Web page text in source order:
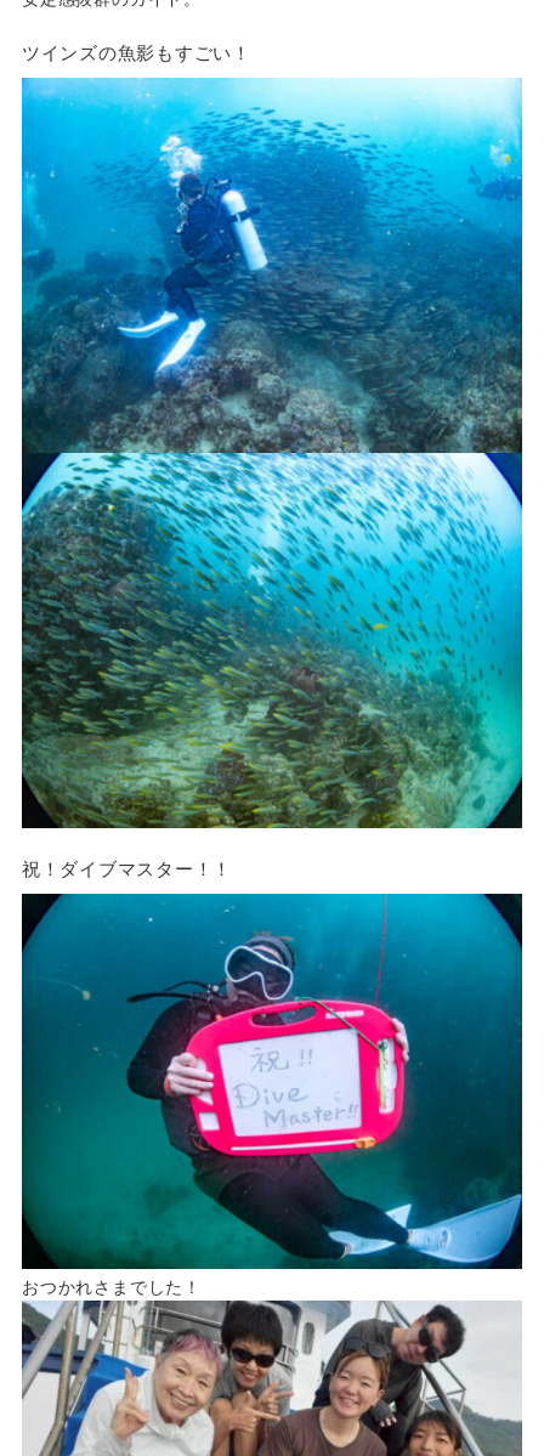
ツインズの魚影もすごい！
祝！ダイブマスター！！
おつかれさまでした！